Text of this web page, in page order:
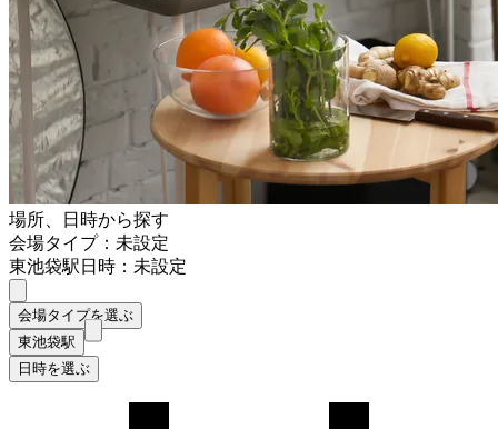
場所、日時から探す
会場タイプ：未設定
東池袋駅日時：未設定
会場タイプを選ぶ
東池袋駅
日時を選ぶ